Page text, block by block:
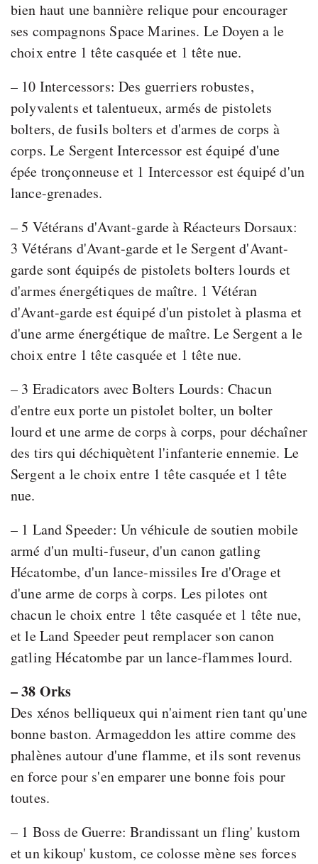
bien haut une bannière relique pour encourager
ses compagnons Space Marines. Le Doyen a le
choix entre 1 tête casquée et 1 tête nue.
– 10 Intercessors: Des guerriers robustes,
polyvalents et talentueux, armés de pistolets
bolters, de fusils bolters et d'armes de corps à
corps. Le Sergent Intercessor est équipé d'une
épée tronçonneuse et 1 Intercessor est équipé d'un
lance-grenades.
– 5 Vétérans d'Avant-garde à Réacteurs Dorsaux:
3 Vétérans d'Avant-garde et le Sergent d'Avant-
garde sont équipés de pistolets bolters lourds et
d'armes énergétiques de maître. 1 Vétéran
d'Avant-garde est équipé d'un pistolet à plasma et
d'une arme énergétique de maître. Le Sergent a le
choix entre 1 tête casquée et 1 tête nue.
– 3 Eradicators avec Bolters Lourds: Chacun
d'entre eux porte un pistolet bolter, un bolter
lourd et une arme de corps à corps, pour déchaîner
des tirs qui déchiquètent l'infanterie ennemie. Le
Sergent a le choix entre 1 tête casquée et 1 tête
nue.
– 1 Land Speeder: Un véhicule de soutien mobile
armé d'un multi-fuseur, d'un canon gatling
Hécatombe, d'un lance-missiles Ire d'Orage et
d'une arme de corps à corps. Les pilotes ont
chacun le choix entre 1 tête casquée et 1 tête nue,
et le Land Speeder peut remplacer son canon
gatling Hécatombe par un lance-flammes lourd.
– 38 Orks
Des xénos belliqueux qui n'aiment rien tant qu'une
bonne baston. Armageddon les attire comme des
phalènes autour d'une flamme, et ils sont revenus
en force pour s'en emparer une bonne fois pour
toutes.
– 1 Boss de Guerre: Brandissant un fling' kustom
et un kikoup' kustom, ce colosse mène ses forces